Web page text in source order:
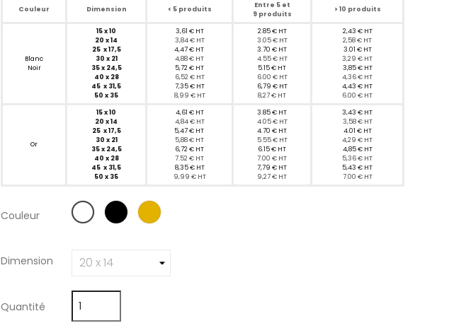
Couleur Dimension < 5 produits
Entre 5 et
9 produits
> 10 produits
Blanc
Noir
15 x 10
20 x 14
25 x 17,5
30 x 21
35 x 24,5
40 x 28
45 x 31,5
50 x 35
3,61 € HT
3,84 € HT
4,47 € HT
4,88 € HT
5,72 € HT
6,52 € HT
7,35 € HT
8,99 € HT
2.85 € HT
3.05€ HT
3.70 € HT
4.55 € HT
5.15 € HT
6.00 € HT
6,79 € HT
8,27 € HT
2,43 € HT
2,58 € HT
3.01 € HT
3,29 € HT
3,85 € HT
4,36 € HT
4,43 € HT
6.00 € HT
Or
15 x 10
20 x 14
25 x 17,5
30 x 21
35 x 24,5
40 x 28
45 x 31,5
50 x 35
4,61 € HT
4,84 € HT
5,47 € HT
5,88 € HT
6,72 € HT
7.52 € HT
8,35 € HT
9,99 € HT
3.85 € HT
4.05€ HT
4.70 € HT
5.55 € HT
6.15 € HT
7.00 € HT
7,79 € HT
9,27 € HT
3,43 € HT
3,58 € HT
4.01 € HT
4,29 € HT
4,85 € HT
5,36 € HT
5,43 € HT
7.00 € HT
Couleur
Dimension
Quantité